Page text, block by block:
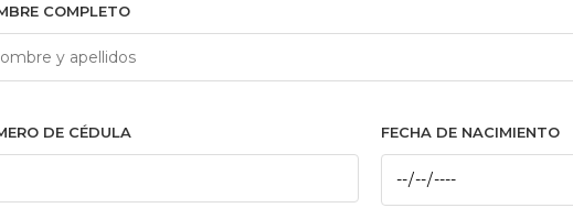
COMPLETO
DE CÉDULA FECHA DE NACIMIENTO